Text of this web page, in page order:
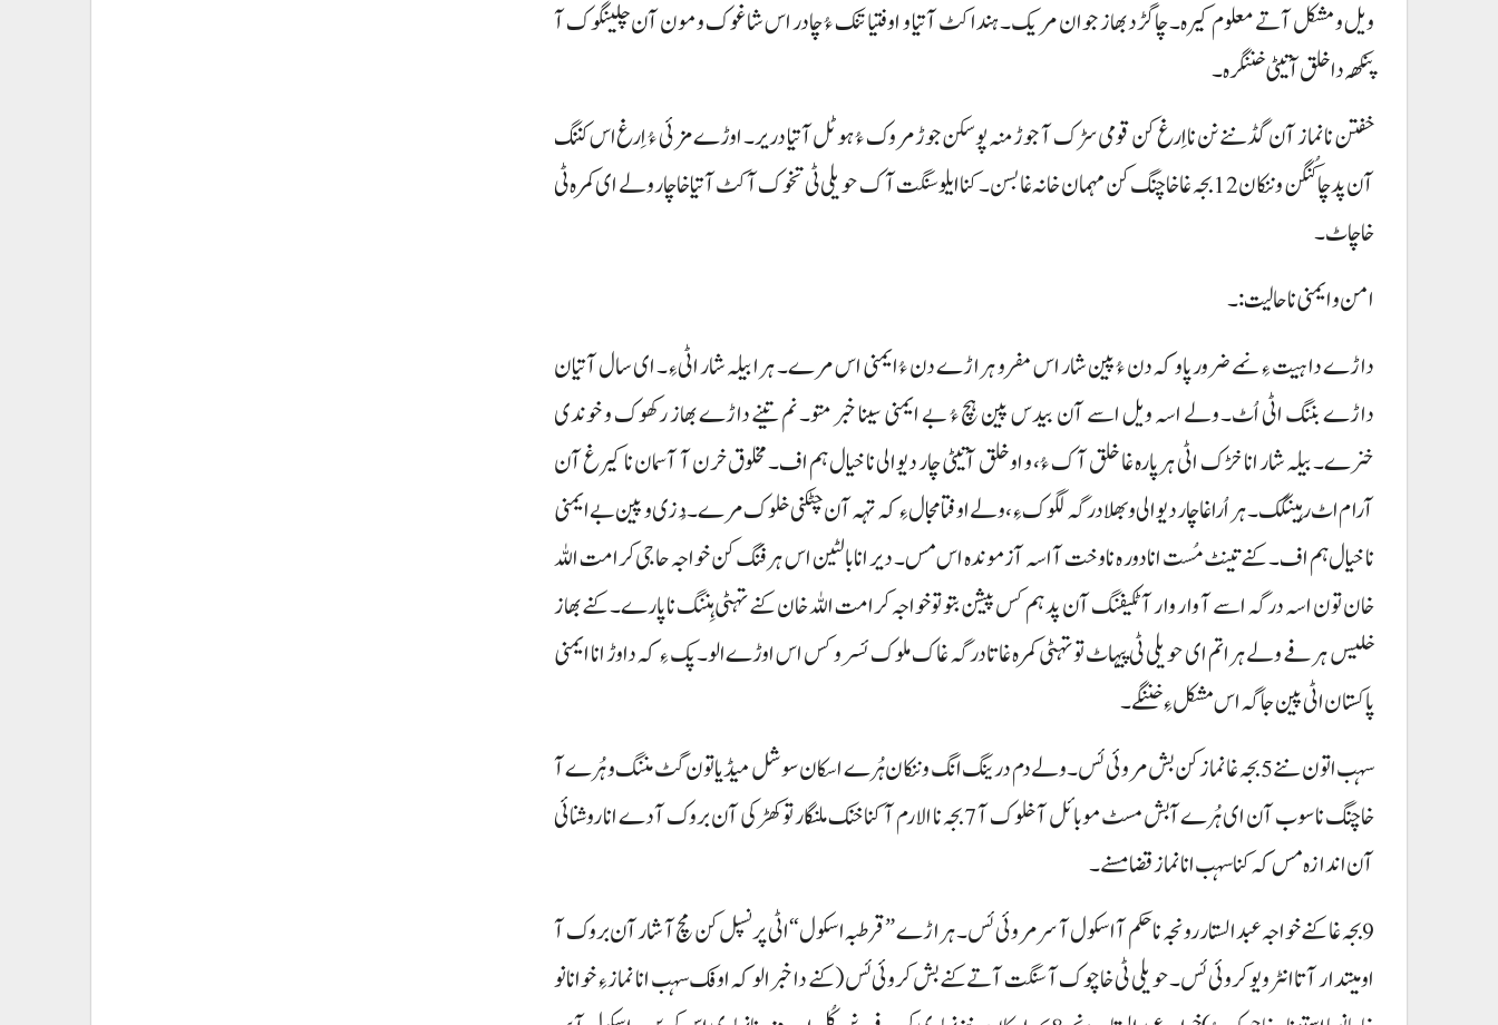
ویل و مشکل آتے معلوم کیرہ۔ چاگڑد بھاز جوان مریک۔ ہندا کٹ آتیا و اوفتیا تنک ءُ چادر اس شاغوک و مون آن چلینگوک آ
پنکھہ دا خلق آتیٹی خننگرہ۔
خفتن نا نماز آن گڈ ننے نن نا اِرغ کن قومی سڑک آ جوڑ منہ پوسکن جوڑ مروک ءُ ہوٹل آتیا دریر۔ اوڑے مزئی ءُ اِرغ اس کننگ
آن پد چا کُنگن و ننکان 12بجہ غا خاچنگ کن مہمان خانہ غا بسن۔ کنا ایلو سنگت آک حویلی ٹی تخوک آ کٹ آتیا خاچار ولے ای کمرہ ٹی
خاچاٹ۔
امن و ایمنی نا حالیت:۔
داڑے دا ہیت ءِ نمے ضرور پاو کہ دن ءُ پین شار اس مفرو ہراڑے دن ءُ ایمنی اس مرے۔ ہرا بیلہ شار اٹی ءِ۔ ای سال آتیان
داڑے بننگ اٹی اُٹ۔ ولے اسہ ویل اسے آن بیدس پین ہچ ءُ بے ایمنی سینا خبر متو۔ نم تینے داڑے بھاز رکھوک و خوندی
خنرے۔ بیلہ شار انا خڑک اٹی ہر پارہ غا خلق آک ءُ، و اوخلق آتیٹی چار دیوالی نا خیال ہم اف۔ مخلوق خرن آ آسمان نا کیرغ آن
آرام اٹ رہینگک۔ ہر اُرا غا چار دیوالی و بھلا درگہ لگوک ءِ، ولے اوفتا مجال ءِ کہ تہہ آن چٹکنی خلوک مرے۔ دُزی و پین بے ایمنی
نا خیال ہم اف۔ کنے تینٹ مُست انا دور ہ نا وخت آ اسہ آزموندہ اس مس۔ دیر انا بالٹین اس ہرفنگ کن خواجہ حاجی کرامت اللہ
خان تون اسہ درگہ اسے آ وار وار آ ٹکیفنگ آن پد ہم کس پیشن بتو توخواجہ کرامت اللہ خان کنے تہٹی ہِننگ نا پارے۔ کنے بھاز
خلیس ہرفے ولے ہراتم ای حویلی ٹی پیہاٹ تو تہٹی کمرہ غاتا درگہ غاک ملوک ئسر و کس اس اوڑے الو۔ پک ءِ کہ دا وڑ انا ایمنی
پاکستان اٹی پین جاگہ اس مشکل ءِ خننگے۔
سہب اتون ننے 5 بجہ غانماز کن بش مروئی ئس۔ ولے دم درینگ انگ و ننکان ہُرے اسکان سوشل میڈیا تون گٹ مننگ و ہُرے آ
خاچنگ نا سوب آن ای ہُرے آبش مسٹ موبائل آ خلوک آ 7 بجہ نا الارم آ کنا خنک ملنگار تو کھڑکی آن بروک آ دے انا روشنائی
آن اندازہ مس کہ کنا سہب انا نماز قضا مسنے۔
9بجہ غا کنے خواجہ عبدالستار رونجہ نا حکم آ اسکول آ سر مروئی ئس۔ ہراڑے ”قرطبہ اسکول“ اٹی پرنسپل کن مچ آ شار آن بروک آ
اومیتدار آتا انٹرویو کروئی ئس۔ حویلی ٹی خاچوک آ سنگت آتے کنے بش کروئی ئس (کنے دا خبر الو کہ اوفک سہب انا نماز ءِ خوانانو